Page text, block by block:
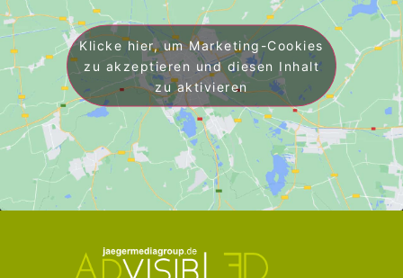
Klicke hier, um Marketing-Cookies
zu akzeptieren und diesen Inhalt
zu aktivieren